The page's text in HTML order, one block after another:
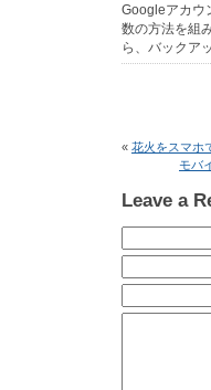
Googleアカウ
数の方法を組
ら、バックア
« 花火をスマホ
モバ
Leave a